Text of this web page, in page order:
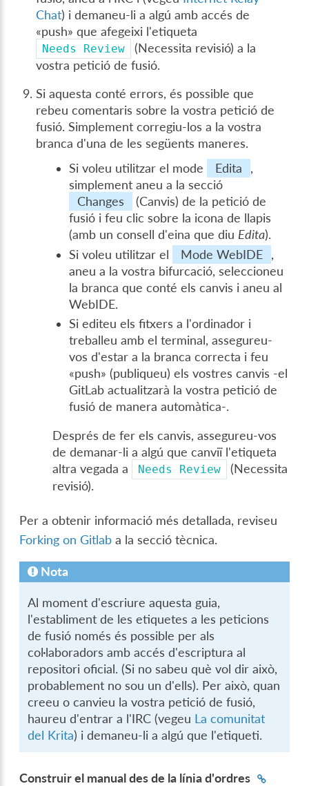
Chat) i demaneu-li a algú amb accés de
«push» que afegeixi l'etiqueta
Needs Review
(Necessita revisió) a la
vostra petició de fusió.
Si aquesta conté errors, és possible que
rebeu comentaris sobre la vostra petició de
fusió. Simplement corregiu-los a la vostra
branca d'una de les següents maneres.
Si voleu utilitzar el mode
Edita
,
simplement aneu a la secció
Changes
(Canvis) de la petició de
fusió i feu clic sobre la icona de llapis
(amb un consell d'eina que diu Edita).
Si voleu utilitzar el
Mode WebIDE
,
aneu a la vostra bifurcació, seleccioneu
la branca que conté els canvis i aneu al
WebIDE.
Si editeu els fitxers a l'ordinador i
treballeu amb el terminal, assegureu-
vos d'estar a la branca correcta i feu
«push» (publiqueu) els vostres canvis -el
GitLab actualitzarà la vostra petició de
fusió de manera automàtica-.
Després de fer els canvis, assegureu-vos
de demanar-li a algú que canviï l'etiqueta
altra vegada a
Needs Review
(Necessita
revisió).
Per a obtenir informació més detallada, reviseu
Forking on Gitlab a la secció tècnica.
Nota
Al moment d'escriure aquesta guia,
l'establiment de les etiquetes a les peticions
de fusió només és possible per als
col·laboradors amb accés d'escriptura al
repositori oficial. (Si no sabeu què vol dir això,
probablement no sou un d'ells). Per això, quan
creeu o canvieu la vostra petició de fusió,
haureu d'entrar a l'IRC (vegeu La comunitat
del Krita) i demaneu-li a algú que l'etiqueti.
Construir el manual des de la línia d'ordres